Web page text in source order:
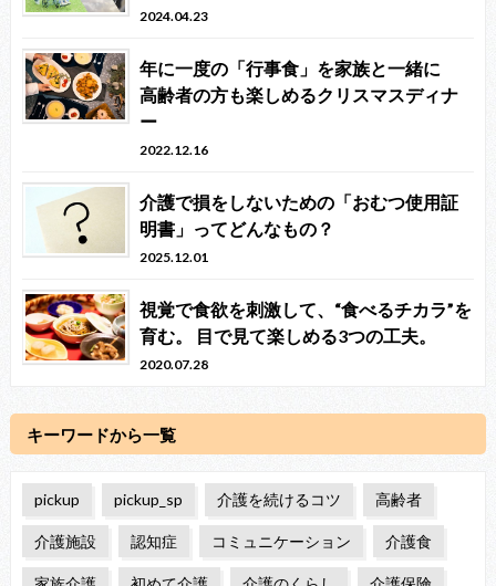
2024.04.23
年に一度の「行事食」を家族と一緒に
高齢者の方も楽しめるクリスマスディナ
ー
2022.12.16
介護で損をしないための「おむつ使用証
明書」ってどんなもの？
2025.12.01
視覚で食欲を刺激して、“食べるチカラ”を
育む。 目で見て楽しめる3つの工夫。
2020.07.28
キーワードから一覧
pickup pickup_sp 介護を続けるコツ 高齢者
介護施設 認知症 コミュニケーション 介護食